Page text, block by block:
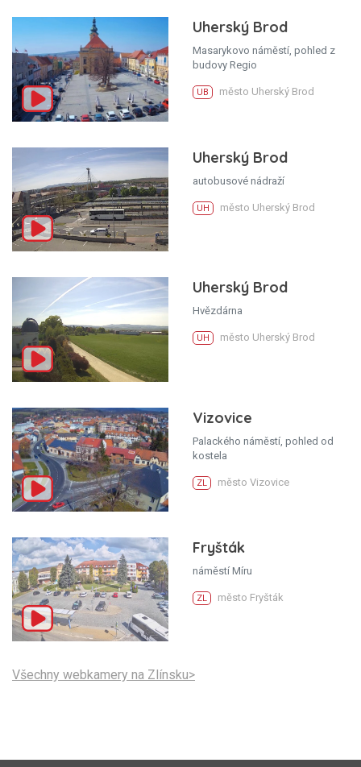
Uherský Brod
Masarykovo náměstí, pohled z
budovy Regio
UB město Uherský Brod
Uherský Brod
autobusové nádraží
UH město Uherský Brod
Uherský Brod
Hvězdárna
UH město Uherský Brod
Vizovice
Palackého náměstí, pohled od
kostela
ZL město Vizovice
Fryšták
náměstí Míru
ZL město Fryšták
Všechny webkamery na Zlínsku>